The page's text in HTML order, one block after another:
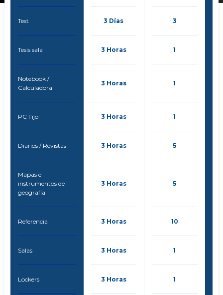
Test 3 Días 3
Tesis sala 3 Horas 1
Notebook /
Calculadora
3 Horas 1
PC Fijo 3 Horas 1
Diarios / Revistas 3 Horas 5
Mapas e
instrumentos de
geografía
3 Horas 5
Referencia 3 Horas 10
Salas 3 Horas 1
Lockers 3 Horas 1